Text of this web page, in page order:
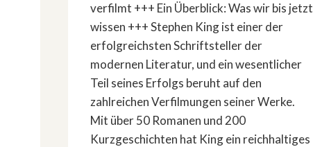
verfilmt +++ Ein Überblick: Was wir bis jetzt
wissen +++ Stephen King ist einer der
erfolgreichsten Schriftsteller der
modernen Literatur, und ein wesentlicher
Teil seines Erfolgs beruht auf den
zahlreichen Verfilmungen seiner Werke.
Mit über 50 Romanen und 200
Kurzgeschichten hat King ein reichhaltiges